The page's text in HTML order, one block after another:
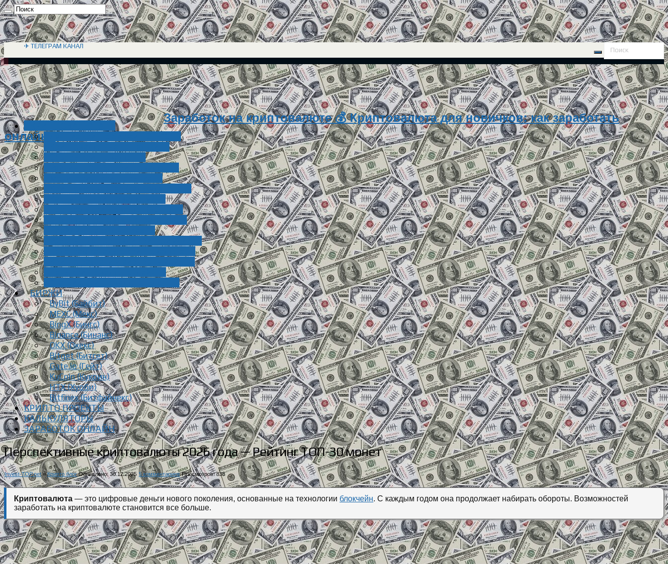
✈ ТЕЛЕГРАМ КАНАЛ
Заработок на криптовалюте 💰 Криптовалюта для новичков: как заработать
онлайн?
БИРЖИ
ByBit (Байбит)
MEXC (Мекс)
BingX (Бингс)
Binance (Бинанс)
OKX (Окекс)
Bitget (Битгет)
Gate.io (Гейт)
KuCoin (Кукоин)
HTX (Хуоби)
Bitfinex (Битфайнекс)
КРИПТО ПРОЕКТЫ
КАЛЬКУЛЯТОРЫ
ЗАРАБОТОК ОНЛАЙН
Перспективные криптовалюты 2026 года — Рейтинг ТОП-30 монет
Invest-TOP.net»Крипто блог Обновлено: 30.12.2025 5 комментариев Просмотров: 838
Криптовалюта — это цифровые деньги нового поколения, основанные на технологии блокчейн. С каждым годом она продолжает набирать обороты. Возможностей
заработать на криптовалюте становится все больше.